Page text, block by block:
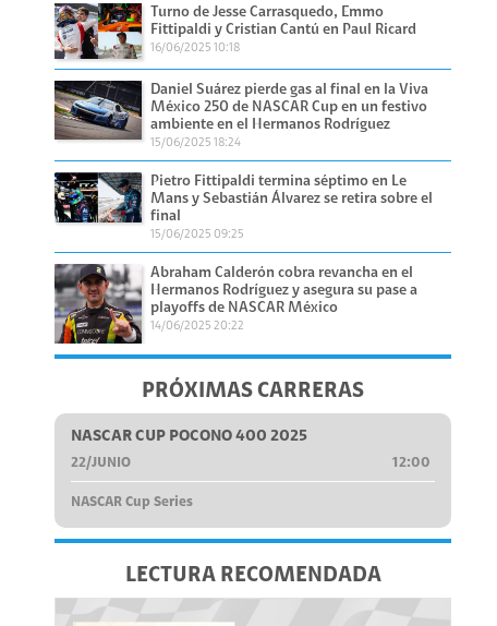
Turno de Jesse Carrasquedo, Emmo
Fittipaldi y Cristian Cantú en Paul Ricard
16/06/2025 10:18
Daniel Suárez pierde gas al final en la Viva
México 250 de NASCAR Cup en un festivo
ambiente en el Hermanos Rodríguez
15/06/2025 18:24
Pietro Fittipaldi termina séptimo en Le
Mans y Sebastián Álvarez se retira sobre el
final
15/06/2025 09:25
Abraham Calderón cobra revancha en el
Hermanos Rodríguez y asegura su pase a
playoffs de NASCAR México
14/06/2025 20:22
PRÓXIMAS CARRERAS
NASCAR CUP POCONO 400 2025
22/JUNIO 12:00
NASCAR Cup Series
LECTURA RECOMENDADA